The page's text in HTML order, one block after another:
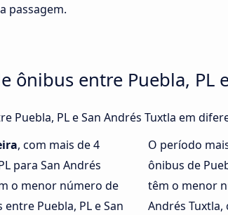
passagem.
ônibus entre Puebla, PL
Puebla, PL e San Andrés Tuxtla em
, com mais de 4
para San Andrés
o menor número de
Puebla, PL e San
O período
ônibus de
têm o menor
Andrés Tuxtla,